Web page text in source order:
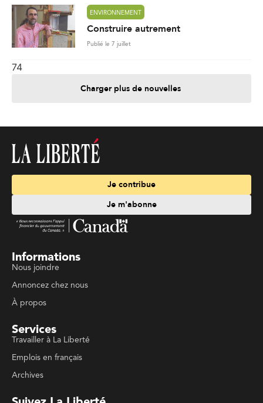
ENVIRONNEMENT
Construire autrement
Publié le 7 juillet
74
Charger plus de nouvelles
Je contribue
Je m'abonne
Informations
Nous joindre
Annoncez chez nous
À propos
Services
Travailler à La Liberté
Emplois en français
Archives